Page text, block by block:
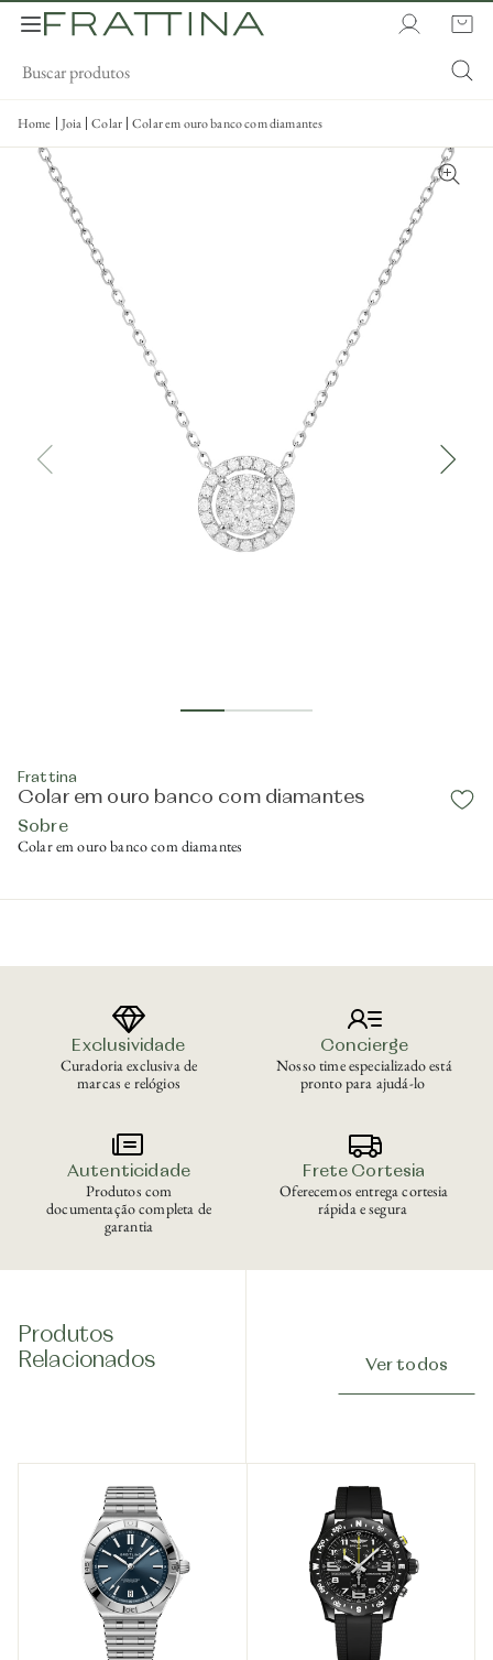
Home Joia Colar Colar em ouro banco com diamantes
Frattina
Colar em ouro banco com diamantes
Sobre
Colar em ouro banco com diamantes
Exclusividade
Curadoria exclusiva de
marcas e relógios
Concierge
Nosso time especializado está
pronto para ajudá-lo
Autenticidade
Produtos com
documentação completa de
garantia
Frete Cortesia
Oferecemos entrega cortesia
rápida e segura
Produtos
Relacionados
Ver todos